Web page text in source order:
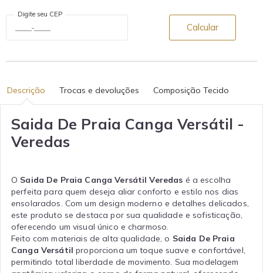
Digite seu CEP
Calcular
Descrição Trocas e devoluções Composição Tecido
Saida De Praia Canga Versátil -
Veredas
O Saida De Praia Canga Versátil Veredas é a escolha
perfeita para quem deseja aliar conforto e estilo nos dias
ensolarados. Com um design moderno e detalhes delicados,
este produto se destaca por sua qualidade e sofisticação,
oferecendo um visual único e charmoso.
Feito com materiais de alta qualidade, o Saida De Praia
Canga Versátilproporciona um toque suave e confortável,
permitindo total liberdade de movimento. Sua modelagem